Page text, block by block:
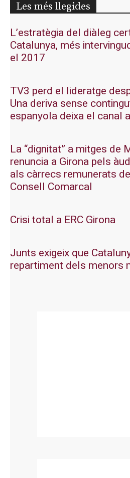
Les més llegides
L’estratègia del diàleg
Catalunya, més
el 2017
TV3 perd el lideratge
Una deriva sense
espanyola deixa el canal
La “dignitat” a mitges de
renuncia a Girona pels
als càrrecs remunerats
Consell Comarcal
Crisi total a ERC Girona
Junts exigeix que
repartiment dels menors